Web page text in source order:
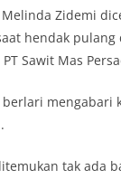
Zidemi
hendak pulang
Sawit Mas
berlari mengabari
tak ada